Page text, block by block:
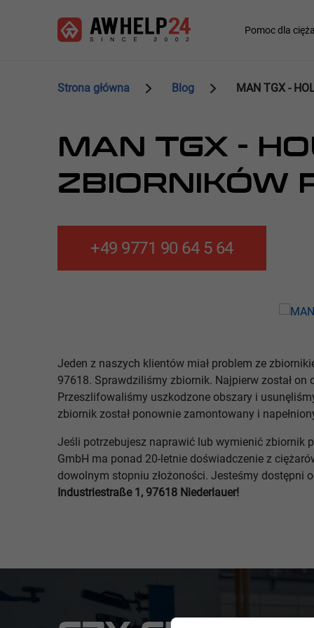
Main
Pomoc dla
Strona główna Blog MAN TGX -
MAN TGX -
ZBIORNIKÓW
+49 9771 90 64 5 64
Jeden z naszych klientów miał problem ze
97618. Sprawdziliśmy zbiornik. Najpierw został
Przeszlifowaliśmy uszkodzone obszary i
zbiornik został ponownie zamontowany i
Jeśli potrzebujesz naprawić lub wymienić zbiornik
GmbH ma ponad 20-letnie doświadczenie z
dowolnym stopniu złożoności. Jesteśmy dostępni
Industriestraße 1, 97618 Niederlauer!